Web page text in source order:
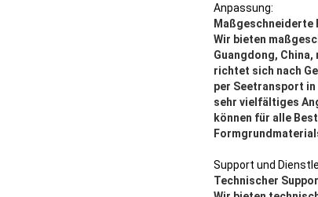
Anpassung:
Maßgeschneiderte
Wir bieten
Guangdong,
richtet sich nach
per Seetransport
sehr vielfältiges
können für alle
Support und
Technischer